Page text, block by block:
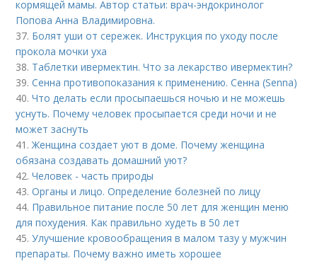
кормящей мамы. Автор статьи: врач-эндокринолог
Попова Анна Владимировна.
37. Болят уши от сережек. Инструкция по уходу после
прокола мочки уха
38. Таблетки ивермектин. Что за лекарство ивермектин?
39.Сенна противопоказания к применению. Сенна (Senna)
40.Что делать если просыпаешься ночью и не можешь
уснуть. Почему человек просыпается среди ночи и не
может заснуть
41.Женщина создает уют в доме. Почему женщина
обязана создавать домашний уют?
42.Человек - часть природы
43.Органы и лицо. Определение болезней по лицу
44. Правильное питание после 50 лет для женщин меню
для похудения. Как правильно худеть в 50 лет
45.Улучшение кровообращения в малом тазу у мужчин
препараты. Почему важно иметь хорошее